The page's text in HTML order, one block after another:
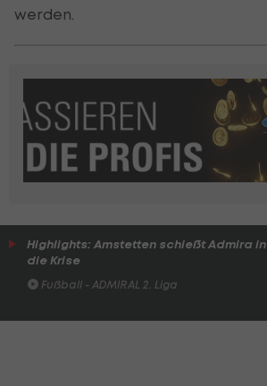
werden.
Highlights: Amstetten schießt Admira in
die Krise
Fußball - ADMIRAL 2. Liga